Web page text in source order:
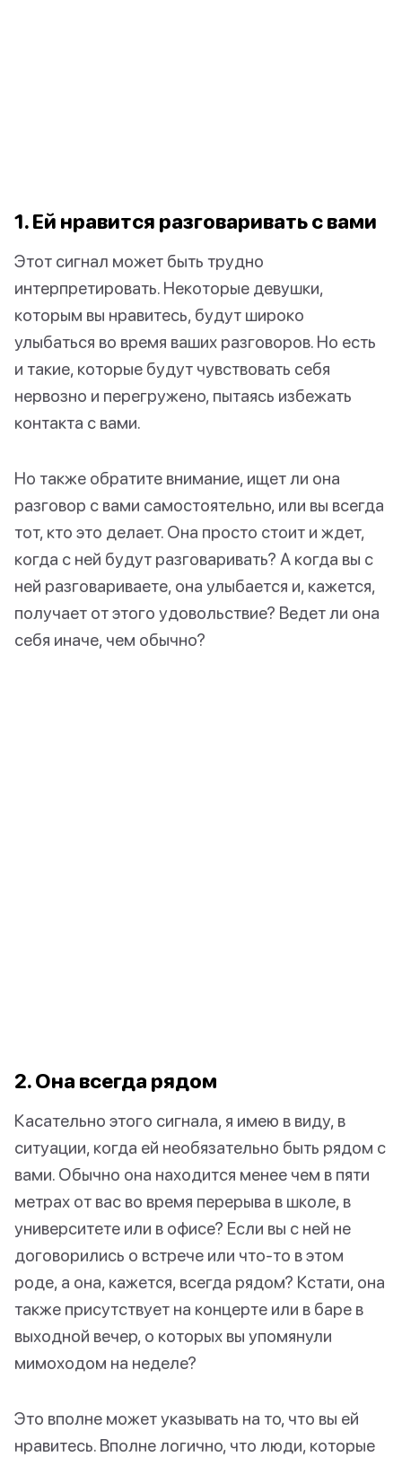
1. Ей нравится разговаривать с вами
Этот сигнал может быть трудно
интерпретировать. Некоторые девушки,
которым вы нравитесь, будут широко
улыбаться во время ваших разговоров. Но есть
и такие, которые будут чувствовать себя
нервозно и перегружено, пытаясь избежать
контакта с вами.
Но также обратите внимание, ищет ли она
разговор с вами самостоятельно, или вы всегда
тот, кто это делает. Она просто стоит и ждет,
когда с ней будут разговаривать? А когда вы с
ней разговариваете, она улыбается и, кажется,
получает от этого удовольствие? Ведет ли она
себя иначе, чем обычно?
2. Она всегда рядом
Касательно этого сигнала, я имею в виду, в
ситуации, когда ей необязательно быть рядом с
вами. Обычно она находится менее чем в пяти
метрах от вас во время перерыва в школе, в
университете или в офисе? Если вы с ней не
договорились о встрече или что-то в этом
роде, а она, кажется, всегда рядом? Кстати, она
также присутствует на концерте или в баре в
выходной вечер, о которых вы упомянули
мимоходом на неделе?
Это вполне может указывать на то, что вы ей
нравитесь. Вполне логично, что люди, которые